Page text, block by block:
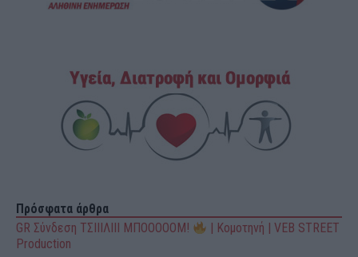
Πρόσφατα άρθρα
GR Σύνδεση ΤΣΙΙΙΛΙΙΙ ΜΠΟΟΟΟΟΜ!
| Κομοτηνή | VEB STREET
Production